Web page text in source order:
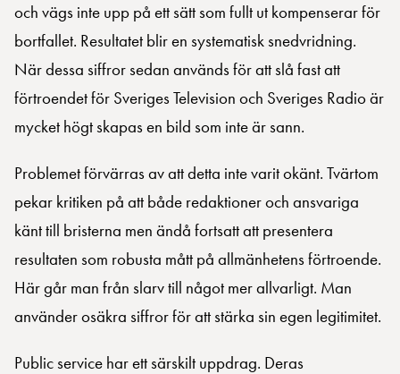
och vägs inte upp på ett sätt som fullt ut kompenserar för
bortfallet. Resultatet blir en systematisk snedvridning.
När dessa siffror sedan används för att slå fast att
förtroendet för Sveriges Television och Sveriges Radio är
mycket högt skapas en bild som inte är sann.
Problemet förvärras av att detta inte varit okänt. Tvärtom
pekar kritiken på att både redaktioner och ansvariga
känt till bristerna men ändå fortsatt att presentera
resultaten som robusta mått på allmänhetens förtroende.
Här går man från slarv till något mer allvarligt. Man
använder osäkra siffror för att stärka sin egen legitimitet.
Public service har ett särskilt uppdrag. Deras